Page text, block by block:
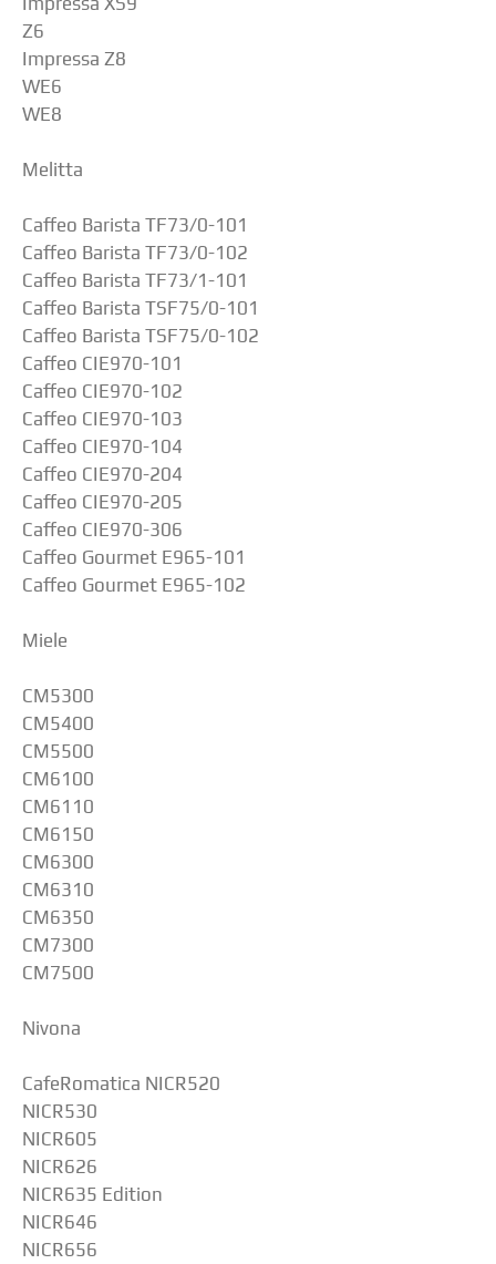
Z6
Impressa Z8
WE6
WE8
Melitta
Caffeo Barista TF73/0-101
Caffeo Barista TF73/0-102
Caffeo Barista TF73/1-101
Caffeo Barista TSF75/0-101
Caffeo Barista TSF75/0-102
Caffeo CIE970-101
Caffeo CIE970-102
Caffeo CIE970-103
Caffeo CIE970-104
Caffeo CIE970-204
Caffeo CIE970-205
Caffeo CIE970-306
Caffeo Gourmet E965-101
Caffeo Gourmet E965-102
Miele
CM5300
CM5400
CM5500
CM6100
CM6110
CM6150
CM6300
CM6310
CM6350
CM7300
CM7500
Nivona
CafeRomatica NICR520
NICR530
NICR605
NICR626
NICR635 Edition
NICR646
NICR656